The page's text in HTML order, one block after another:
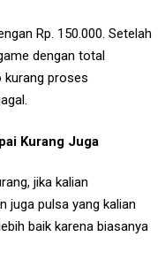
Rp. 150.000. Setelah
dengan total
kurang proses
Kurang Juga
jika kalian
juga pulsa yang kalian
baik karena biasanya